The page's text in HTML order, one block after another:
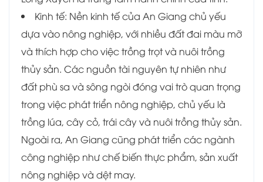
Kinh tế: Nền kinh tế của An Giang chủ yếu
dựa vào nông nghiệp, với nhiều đất đai màu mỡ
và thích hợp cho việc trồng trọt và nuôi trồng
thủy sản. Các nguồn tài nguyên tự nhiên như
đất phù sa và sông ngòi đóng vai trò quan trọng
trong việc phát triển nông nghiệp, chủ yếu là
trồng lúa, cây cỏ, trái cây và nuôi trồng thủy sản.
Ngoài ra, An Giang cũng phát triển các ngành
công nghiệp như chế biến thực phẩm, sản xuất
nông nghiệp và dệt may.